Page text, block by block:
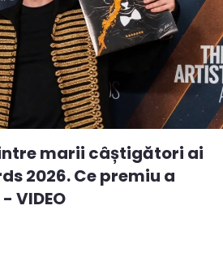
marii câștigători ai
2026. Ce premiu a
VIDEO